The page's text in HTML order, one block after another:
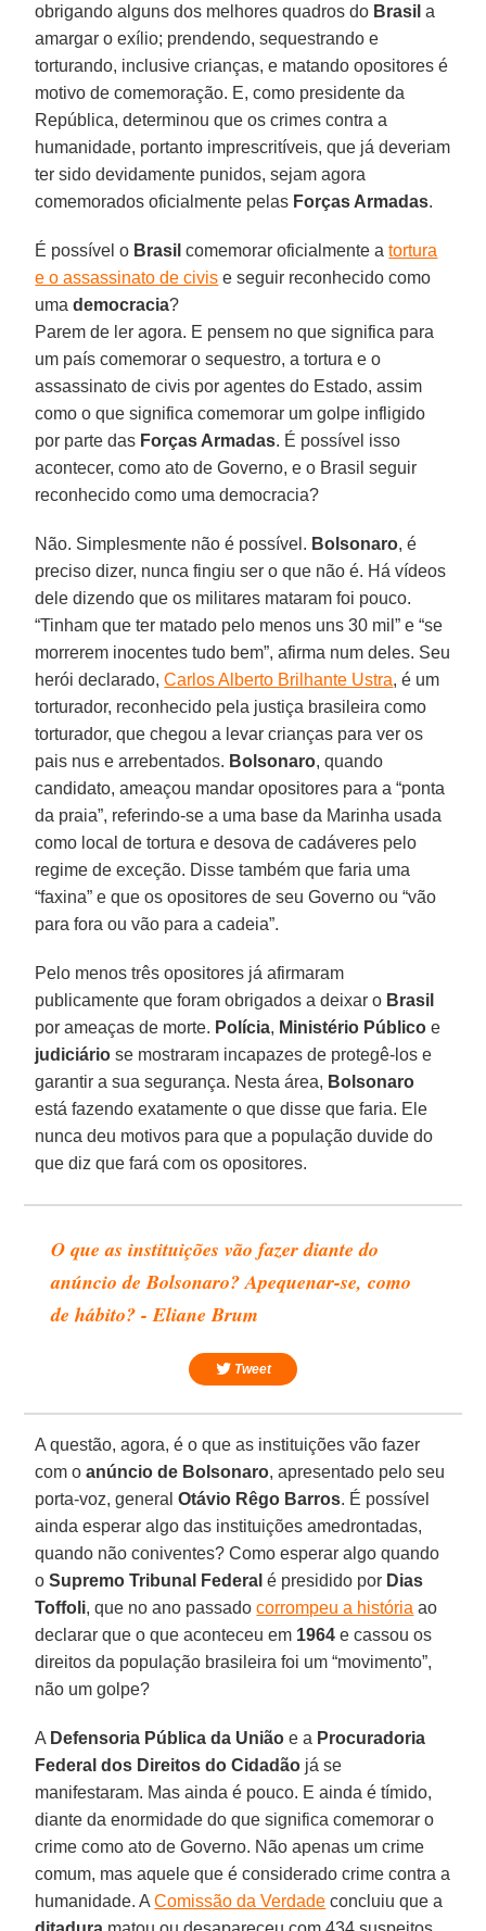
obrigando alguns dos melhores quadros do Brasil a
amargar o exílio; prendendo, sequestrando e
torturando, inclusive crianças, e matando opositores é
motivo de comemoração. E, como presidente da
República, determinou que os crimes contra a
humanidade, portanto imprescritíveis, que já deveriam
ter sido devidamente punidos, sejam agora
comemorados oficialmente pelas Forças Armadas.
É possível o Brasil comemorar oficialmente atortura
e o assassinato de civis e seguir reconhecido como
umademocracia?
Parem de ler agora. E pensem no que significa para
um país comemorar o sequestro, a tortura e o
assassinato de civis por agentes do Estado, assim
como o que significa comemorar um golpe infligido
por parte das Forças Armadas. É possível isso
acontecer, como ato de Governo, e o Brasil seguir
reconhecido como uma democracia?
Não. Simplesmente não é possível. Bolsonaro, é
preciso dizer, nunca fingiu ser o que não é. Há vídeos
dele dizendo que os militares mataram foi pouco.
“Tinham que ter matado pelo menos uns 30 mil” e “se
morrerem inocentes tudo bem”, afirma num deles. Seu
herói declarado,Carlos Alberto Brilhante Ustra, é um
torturador, reconhecido pela justiça brasileira como
torturador, que chegou a levar crianças para ver os
pais nus e arrebentados. Bolsonaro, quando
candidato, ameaçou mandar opositores para a “ponta
da praia”, referindo-se a uma base da Marinha usada
como local de tortura e desova de cadáveres pelo
regime de exceção. Disse também que faria uma
“faxina” e que os opositores de seu Governo ou “vão
para fora ou vão para a cadeia”.
Pelo menos três opositores já afirmaram
publicamente que foram obrigados a deixar o Brasil
por ameaças de morte. Polícia, Ministério Público e
judiciário se mostraram incapazes de protegê-los e
garantir a sua segurança. Nesta área, Bolsonaro
está fazendo exatamente o que disse que faria. Ele
nunca deu motivos para que a população duvide do
que diz que fará com os opositores.
O que as instituições vão fazer diante do
anúncio de Bolsonaro? Apequenar-se, como
de hábito? - Eliane Brum
Tweet
A questão, agora, é o que as instituições vão fazer
com oanúncio de Bolsonaro, apresentado pelo seu
porta-voz, generalOtávio Rêgo Barros. É possível
ainda esperar algo das instituições amedrontadas,
quando não coniventes? Como esperar algo quando
o Supremo Tribunal Federal é presidido por Dias
Toffoli, que no ano passadocorrompeu a história ao
declarar que o que aconteceu em 1964 e cassou os
direitos da população brasileira foi um “movimento”,
não um golpe?
A Defensoria Pública da União e a Procuradoria
Federal dos Direitos do Cidadão já se
manifestaram. Mas ainda é pouco. E ainda é tímido,
diante da enormidade do que significa comemorar o
crime como ato de Governo. Não apenas um crime
comum, mas aquele que é considerado crime contra a
humanidade. AComissão da Verdade concluiu que a